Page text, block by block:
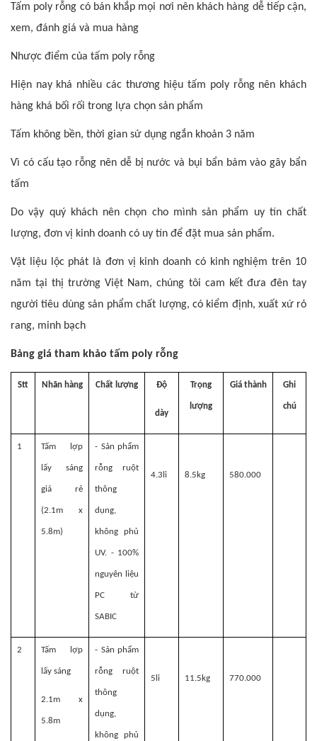
Tấm poly rỗng có bán khắp mọi nơi nên khách hàng dễ tiếp cận,
xem, đánh giá và mua hàng
Nhược điểm của tấm poly rỗng
Hiện nay khá nhiều các thương hiệu tấm poly rỗng nên khách
hàng khá bối rối trong lựa chọn sản phẩm
Tấm không bền, thời gian sử dụng ngắn khoản 3 năm
Vì có cấu tạo rỗng nên dễ bị nước và bụi bẩn bám vào gây bẩn
tấm
Do vậy quý khách nên chọn cho mình sản phẩm uy tín chất
lượng, đơn vị kinh doanh có uy tín để đặt mua sản phẩm.
Vật liệu lộc phát là đơn vị kinh doanh có kinh nghiệm trên 10
năm tại thị trường Việt Nam, chúng tôi cam kết đưa đên tay
người tiêu dùng sản phẩm chất lượng, có kiểm định, xuất xứ rỏ
rang, minh bạch
Bảng giá tham khảo tấm poly rỗng
Stt Nhãn hàng Chất lượng Độ
dày
Trọng
lượng
Giá thành Ghi
chú
1 Tấm lợp
lấy sáng
giá rẻ
(2.1m x
5.8m)
- Sản phẩm
rỗng ruột
thông
dụng,
không phủ
UV. - 100%
nguyên liệu
PC từ
SABIC
4.3li 8.5kg 580.000
2 Tấm lợp
lấy sáng
2.1m x
5.8m
- Sản phẩm
rỗng ruột
thông
dụng,
không phủ
5li 11.5kg 770.000